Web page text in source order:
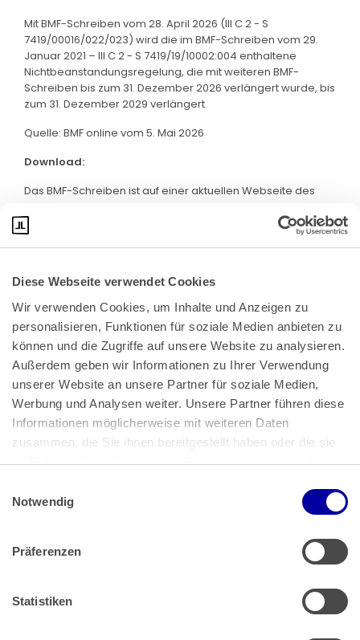
Diese Webseite verwendet Cookies
Wir verwenden Cookies, um Inhalte und Anzeigen zu
personalisieren, Funktionen für soziale Medien anbieten zu
können und die Zugriffe auf unsere Website zu analysieren.
Außerdem geben wir Informationen zu Ihrer Verwendung
unserer Website an unsere Partner für soziale Medien,
Werbung und Analysen weiter. Unsere Partner führen diese
Informationen möglicherweise mit weiteren Daten
zusammen, die Sie ihnen bereitgestellt haben oder die sie
im Rahmen Ihrer Nutzung der Dienste gesammelt haben.
Impressum
Notwendig
Präferenzen
Statistiken
Mit BMF-Schreiben vom 28. April 2026 (III C 2 - S
7419/00016/022/023) wird die im BMF-Schreiben vom 29.
Januar 2021 – III C 2 - S 7419/19/10002:004 enthaltene
Nichtbeanstandungsregelung, die mit weiteren BMF-
Schreiben bis zum 31. Dezember 2026 verlängert wurde, bis
zum 31. Dezember 2029 verlängert.
Quelle: BMF online vom 5. Mai 2026
Download:
Das BMF-Schreiben ist auf einer aktuellen Webseite des
Bundeskanzlerplatz 2
53113 Bonn
Pressemitteilungen|AGB
Impressum|Datenschutz
Muster Widerrufsformular (PDF)